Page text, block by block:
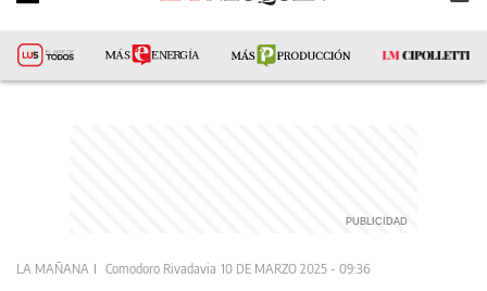
LA MAÑANA Comodoro Rivadavia 10 DE MARZO 2025 - 09:36